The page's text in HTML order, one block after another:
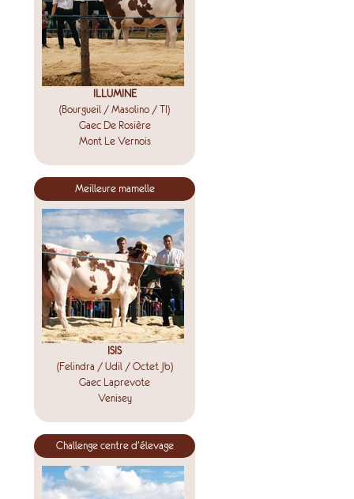
ILLUMINE
(Bourgueil / Masolino / TI)
Gaec De Rosière
Mont Le Vernois
Meilleure mamelle
ISIS
(Felindra / Udil / Octet Jb)
Gaec Laprevote
Venisey
Challenge centre d'élevage